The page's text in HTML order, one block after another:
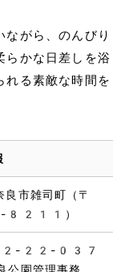
ながら、のんびり
らかな日差しを浴
れる素敵な時間を
良市雑司町（〒
8211）
22-037
公園管理事務